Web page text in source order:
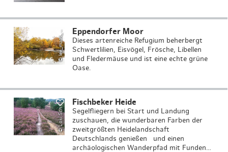
©
l
e
e
_
m
a
a
s
_
ti
m
o
_
s
o
m
m
e
r Eppendorfer Moor
Dieses artenreiche Refugium beherbergt
Schwertlilien, Eisvögel, Frösche, Libellen
und Fledermäuse und ist eine echte grüne
Oase.
©
L
o
ki
S
c
h
mi
d
t
S
ti
f
t
u
n
g Fischbeker Heide
Segelfliegern bei Start und Landung
zuschauen, die wunderbaren Farben der
zweitgrößten Heidelandschaft
Deutschlands genießen und einen
archäologischen Wanderpfad mit Funden…